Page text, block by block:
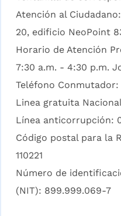
Atención al
20, edificio NeoPoint
Horario de Atención
7:30 a.m. - 4:30 p.m.
Teléfono
Linea gratuita
Línea anticorrupción:
Código postal para la
110221
Número de
(NIT): 899.999.069-7